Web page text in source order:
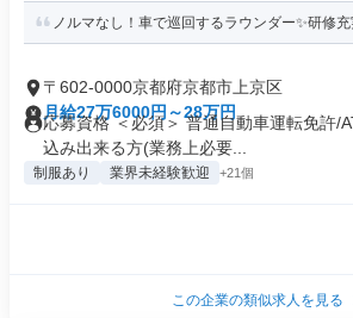
ノルマなし！車で巡回するラウンダー✨️研修
〒602-0000京都府京都市上京区
月給27万6000円～28万円
応募資格 ＜必須＞ 普通自動車運転免許/
込み出来る方(業務上必要...
制服あり 業界未経験歓迎 +21個
この企業の類似求人を見る